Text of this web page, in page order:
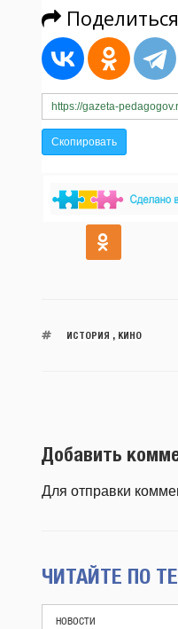
ИСТОРИЯ , КИНО
Добавить
Для отправки
ЧИТАЙТЕ ПО
НОВОСТИ